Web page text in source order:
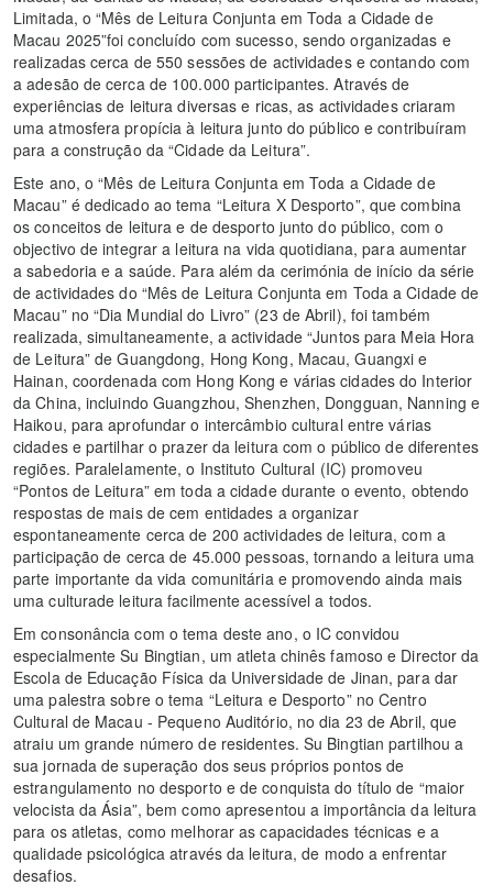
Limitada, o “Mês de Leitura Conjunta em Toda a Cidade de
Macau 2025”foi concluído com sucesso, sendo organizadas e
realizadas cerca de 550 sessões de actividades e contando com
a adesão de cerca de 100.000 participantes. Através de
experiências de leitura diversas e ricas, as actividades criaram
uma atmosfera propícia à leitura junto do público e contribuíram
para a construção da “Cidade da Leitura”.
Este ano, o “Mês de Leitura Conjunta em Toda a Cidade de
Macau” é dedicado ao tema “Leitura X Desporto”, que combina
os conceitos de leitura e de desporto junto do público, com o
objectivo de integrar a leitura na vida quotidiana, para aumentar
a sabedoria e a saúde. Para além da cerimónia de início da série
de actividades do “Mês de Leitura Conjunta em Toda a Cidade de
Macau” no “Dia Mundial do Livro” (23 de Abril), foi também
realizada, simultaneamente, a actividade “Juntos para Meia Hora
de Leitura” de Guangdong, Hong Kong, Macau, Guangxi e
Hainan, coordenada com Hong Kong e várias cidades do Interior
da China, incluindo Guangzhou, Shenzhen, Dongguan, Nanning e
Haikou, para aprofundar o intercâmbio cultural entre várias
cidades e partilhar o prazer da leitura com o público de diferentes
regiões. Paralelamente, o Instituto Cultural (IC) promoveu
“Pontos de Leitura” em toda a cidade durante o evento, obtendo
respostas de mais de cem entidades a organizar
espontaneamente cerca de 200 actividades de leitura, com a
participação de cerca de 45.000 pessoas, tornando a leitura uma
parte importante da vida comunitária e promovendo ainda mais
uma culturade leitura facilmente acessível a todos.
Em consonância com o tema deste ano, o IC convidou
especialmente Su Bingtian, um atleta chinês famoso e Director da
Escola de Educação Física da Universidade de Jinan, para dar
uma palestra sobre o tema “Leitura e Desporto” no Centro
Cultural de Macau - Pequeno Auditório, no dia 23 de Abril, que
atraiu um grande número de residentes. Su Bingtian partilhou a
sua jornada de superação dos seus próprios pontos de
estrangulamento no desporto e de conquista do título de “maior
velocista da Ásia”, bem como apresentou a importância da leitura
para os atletas, como melhorar as capacidades técnicas e a
qualidade psicológica através da leitura, de modo a enfrentar
desafios.